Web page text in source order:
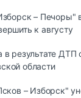
– Печоры"
к августу
результате ДТП
области
– Изборск"